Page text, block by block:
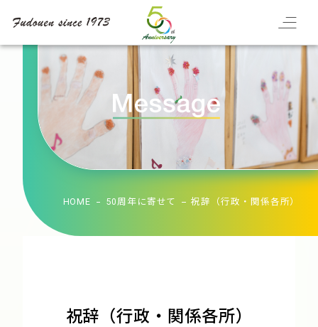
HOME 50周年に寄せて 祝辞（行政・関係各所）
祝辞（行政・関係各所）